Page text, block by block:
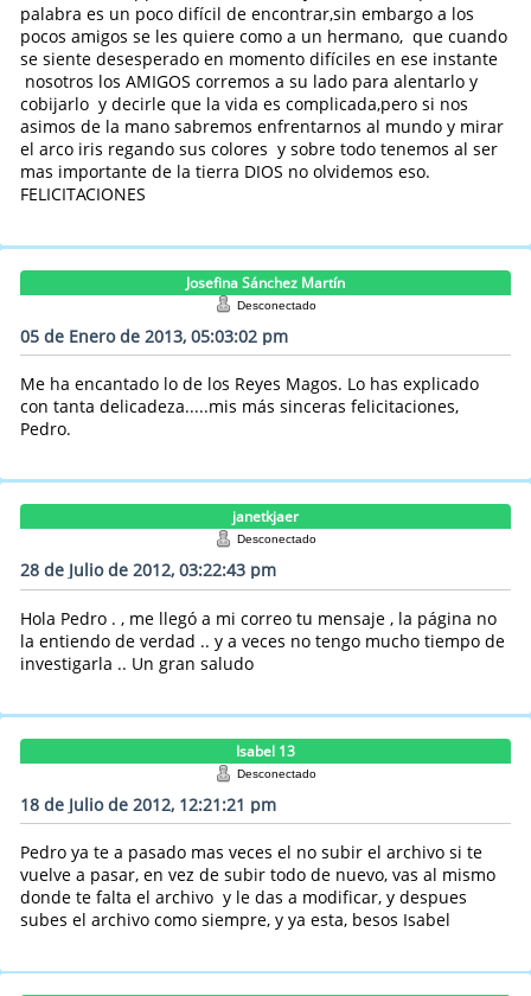
palabra es un poco difícil de encontrar,sin embargo a los
pocos amigos se les quiere como a un hermano, que cuando
se siente desesperado en momento difíciles en ese instante
nosotros los AMIGOS corremos a su lado para alentarlo y
cobijarlo y decirle que la vida es complicada,pero si nos
asimos de la mano sabremos enfrentarnos al mundo y mirar
el arco iris regando sus colores y sobre todo tenemos al ser
mas importante de la tierra DIOS no olvidemos eso.
FELICITACIONES
Josefina Sánchez Martín
Desconectado
05 de Enero de 2013, 05:03:02 pm
Me ha encantado lo de los Reyes Magos. Lo has explicado
con tanta delicadeza.....mis más sinceras felicitaciones,
Pedro.
janetkjaer
Desconectado
28 de Julio de 2012, 03:22:43 pm
Hola Pedro . , me llegó a mi correo tu mensaje , la página no
la entiendo de verdad .. y a veces no tengo mucho tiempo de
investigarla .. Un gran saludo
Isabel 13
Desconectado
18 de Julio de 2012, 12:21:21 pm
Pedro ya te a pasado mas veces el no subir el archivo si te
vuelve a pasar, en vez de subir todo de nuevo, vas al mismo
donde te falta el archivo y le das a modificar, y despues
subes el archivo como siempre, y ya esta, besos Isabel